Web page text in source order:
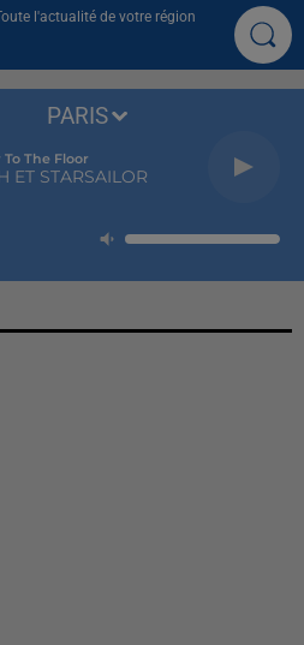
l'actualité de votre région
To The Floor
ET STARSAILOR
PARIS